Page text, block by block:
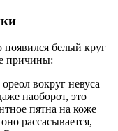
появился белый круг
причины:
вокруг невуса
наоборот, это
пятна на коже
рассасывается,